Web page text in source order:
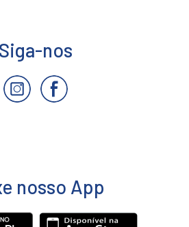
Siga-nos
nosso App